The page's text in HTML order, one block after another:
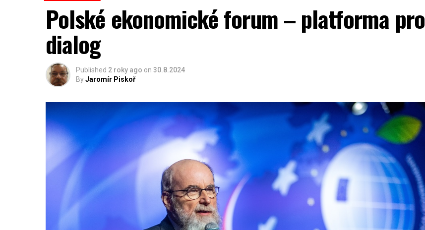
Polské ekonomické forum – platforma pro
dialog
Published 2 roky ago on 30.8.2024
ByJaromír Piskoř